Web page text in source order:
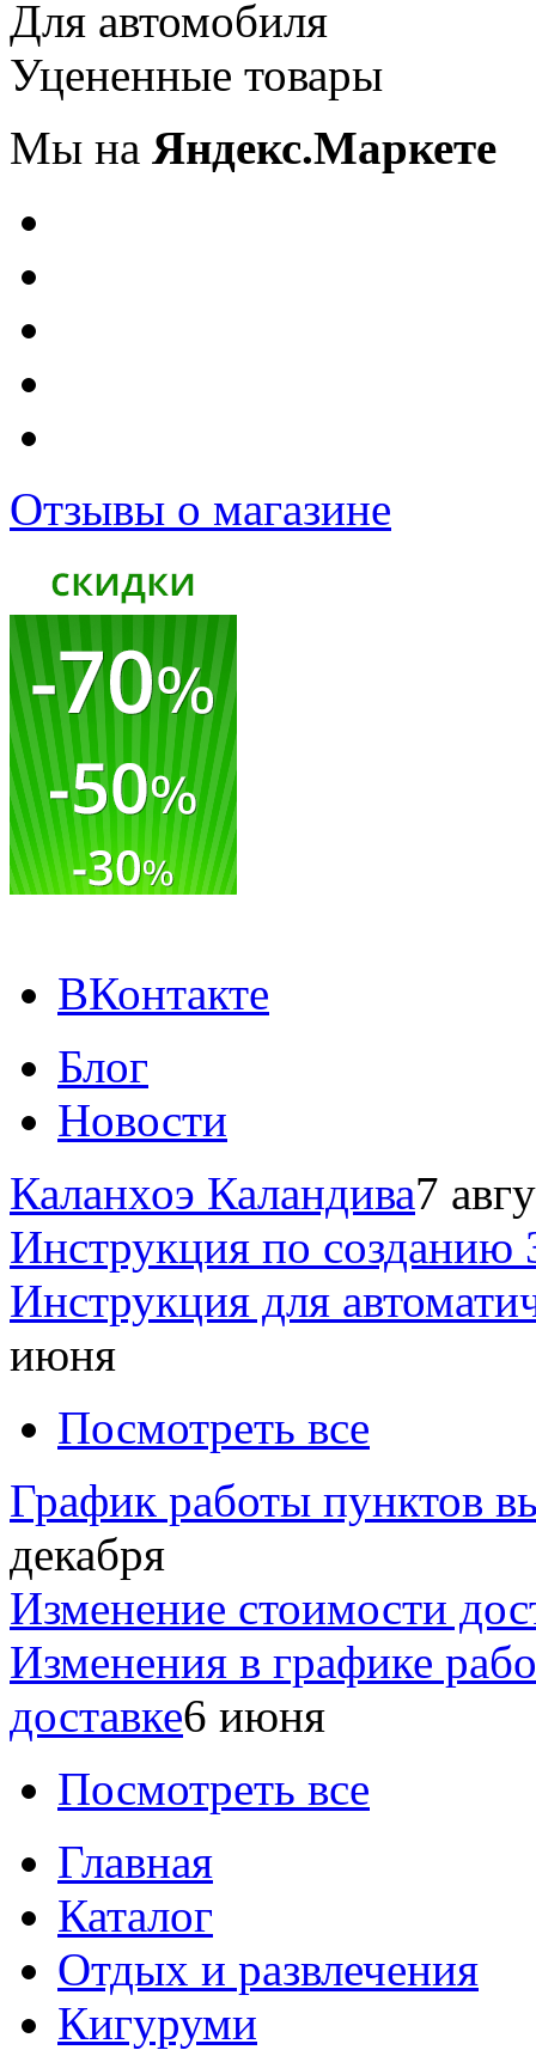
Для автомобиля
Уцененные товары
Мы на Яндекс.Маркете
Отзывы о магазине
ВКонтакте
Блог
Новости
Каланхоэ Каландива7
Инструкция по созданию
Инструкция для
июня
Посмотреть все
График работы пунктов
декабря
Изменение стоимости
Изменения в графике
доставке6 июня
Посмотреть все
Главная
Каталог
Отдых и развлечения
Кигуруми